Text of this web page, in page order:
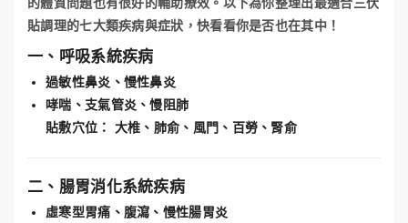
貼調理的七大類疾病與症狀 ，快看看你是否也在其中！
一、呼吸系統疾病
過敏性鼻炎、慢性鼻炎
哮喘、支氣管炎、慢阻肺
貼敷穴位：
大椎、肺俞、風門、百勞、腎俞
二、腸胃消化系統疾病
虛寒型胃痛、腹瀉、慢性腸胃炎